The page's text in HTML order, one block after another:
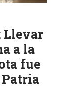
Llevar
a la
fue